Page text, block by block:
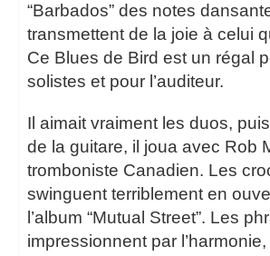
“Barbados” des notes
transmettent de la joie à celui
Ce Blues de Bird est un régal
solistes et pour l’auditeur.
Il aimait vraiment les duos,
de la guitare, il joua avec Rob
tromboniste Canadien. Les
swinguent terriblement en
l’album “Mutual Street”. Les
impressionnent par